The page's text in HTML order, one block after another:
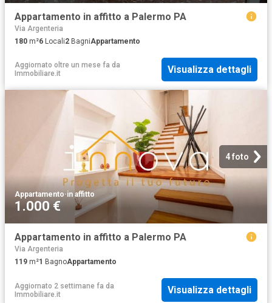
Appartamento in affitto a Palermo PA
Via Argenteria
180 m²6 Locali2 BagniAppartamento
Aggiornato oltre un mese fa da
Immobiliare.it
Visualizza dettagli
4 foto
Appartamento·in affitto
1.000 €
Appartamento in affitto a Palermo PA
Via Argenteria
119 m²1 BagnoAppartamento
Aggiornato 2 settimane fa da
Immobiliare.it
Visualizza dettagli